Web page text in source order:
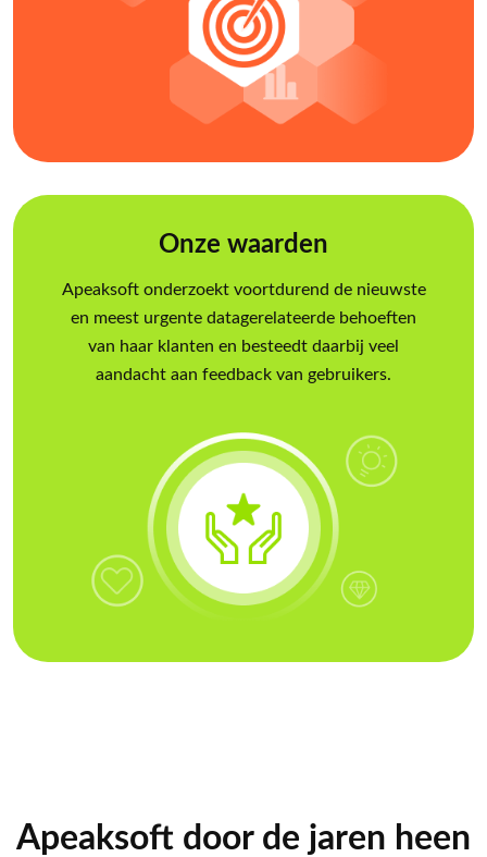
Onze waarden
Apeaksoft onderzoekt voortdurend de nieuwste
en meest urgente datagerelateerde behoeften
van haar klanten en besteedt daarbij veel
aandacht aan feedback van gebruikers.
Apeaksoft door de jaren heen